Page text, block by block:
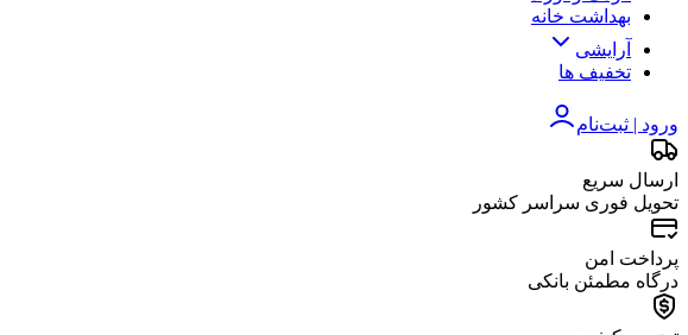
بهداشت خانه
آرایشی
تخفیف ها
ورود | ثبت‌نام
ارسال سریع
تحویل فوری سراسر کشور
پرداخت امن
درگاه مطمئن بانکی